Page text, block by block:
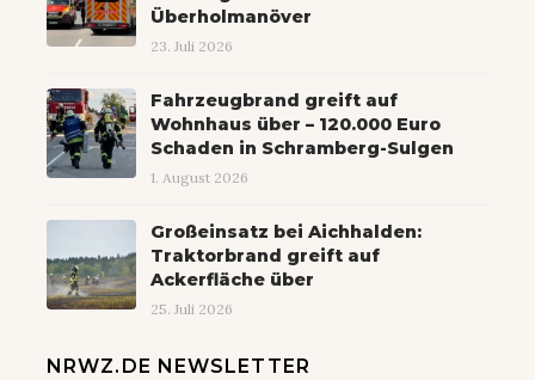
Überholmanöver
23. Juli 2026
Fahrzeugbrand greift auf
Wohnhaus über – 120.000 Euro
Schaden in Schramberg-Sulgen
1. August 2026
Großeinsatz bei Aichhalden:
Traktorbrand greift auf
Ackerfläche über
25. Juli 2026
NRWZ.DE NEWSLETTER